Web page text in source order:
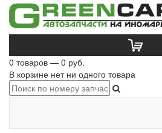
0 товаров — 0 руб.
В корзине нет ни одного товара